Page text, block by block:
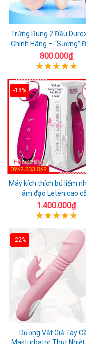
Trứng Rung 2 Đầu
Chính Hãng – “Sướng”
800.000₫
-18%
Máy kích thích bú liếm
âm đạo Leten cao
1.400.000₫
-22%
Dương Vật Giả Tay
Masturbator Thụt Nhiệt